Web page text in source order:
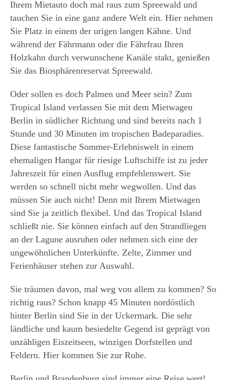
Ihrem Mietauto doch mal raus zum Spreewald und
tauchen Sie in eine ganz andere Welt ein. Hier nehmen
Sie Platz in einem der urigen langen Kähne. Und
während der Fährmann oder die Fährfrau Ihren
Holzkahn durch verwunschene Kanäle stakt, genießen
Sie das Biosphärenreservat Spreewald.
Oder sollen es doch Palmen und Meer sein? Zum
Tropical Island verlassen Sie mit dem Mietwagen
Berlin in südlicher Richtung und sind bereits nach 1
Stunde und 30 Minuten im tropischen Badeparadies.
Diese fantastische Sommer-Erlebniswelt in einem
ehemaligen Hangar für riesige Luftschiffe ist zu jeder
Jahreszeit für einen Ausflug empfehlenswert. Sie
werden so schnell nicht mehr wegwollen. Und das
müssen Sie auch nicht! Denn mit Ihrem Mietwagen
sind Sie ja zeitlich flexibel. Und das Tropical Island
schließt nie. Sie können einfach auf den Strandliegen
an der Lagune ausruhen oder nehmen sich eine der
ungewöhnlichen Unterkünfte. Zelte, Zimmer und
Ferienhäuser stehen zur Auswahl.
Sie träumen davon, mal weg von allem zu kommen? So
richtig raus? Schon knapp 45 Minuten nordöstlich
hinter Berlin sind Sie in der Uckermark. Die sehr
ländliche und kaum besiedelte Gegend ist geprägt von
unzähligen Eiszeitseen, winzigen Dorfstellen und
Feldern. Hier kommen Sie zur Ruhe.